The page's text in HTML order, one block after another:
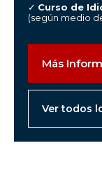
✓ Curso de
(según medio
Más
Ver todos